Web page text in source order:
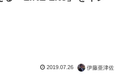
2019.07.26 伊藤亜津佐